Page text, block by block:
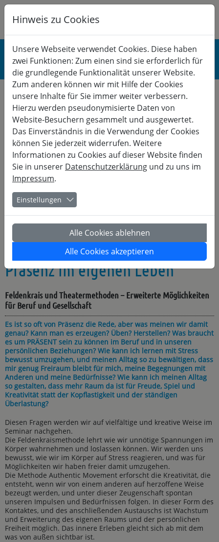
K B
BERUF
Gesundheit & Stress
Es gibt schon den nächsten Termin:
15.03.- 19.03.
Kurs-Nr. 27-20431
Bu
Präsenz im eigenen Leben
Feldenkrais und Theatermethoden – Erweiterte
Möglichkeiten für Beruf und Gesellschaft
Anmelden
Präsenz im eigenen Leben
Feldenkrais und Theatermethoden – Erweiterte Möglichkeiten
für Beruf und Gesellschaft
Es ist so oft von Präsenz die Rede, aber was meinen wir damit
genau? Kann man es erzeugen? Üben? Herstellen? Was braucht
es um PRÄSENT sein zu können im Beruf und in unseren
persönlichen Beziehungen? Wie kann ich lernen mit Stress
bewusst umzugehen, und meinen Alltag so zu bewältigen, dass
mir genug Freiraum bleibt für mich, meine Begegnungen mit
Anderen und meine Bedürfnisse? Wie kann ich meinen Alltag
so gestalten, dass mehr Raum da ist für Freude, Spiel und
Kreativität statt der Kopflastigkeit und der ständigen
Überlastung?
Diesen Fragen werden wir auf vielfältige und kreative Weise im
Seminar nachgehen.
Die Feldenkraismethode lehrt wie wir unnötige Spannungen im
Körper wahrnehmen und loslassen können. Wir werden uns
bewusst, wie wir im Körper auf Stress reagieren, und was für
Möglichkeiten wir haben freier damit umzugehen.
Die Methode Authentic Movement erforscht die Kreativität, die
entsteht, wenn wir von einem anderen auf herzoffene Weise
bezeugt werden, und unter dieser Zeugenschaft spontan
unseren Impulsen und Bedürfnissen folgen. In dieser Form des
Kontaktes, und des anschließenden Austauschs ist Wachstum
und Erweiterung des eigenen Raums und der persönlichen
Freiheit möglich. Das innere Erleben gleicht sich ab mit dem
was von außen sichtbar ist.
Hinweis zu Cookies
Unsere Webseite verwendet Cookies. Diese haben
zwei Funktionen: Zum einen sind sie erforderlich für
die grundlegende Funktionalität unserer Website.
Zum anderen können wir mit Hilfe der Cookies
unsere Inhalte für Sie immer weiter verbessern.
Hierzu werden pseudonymisierte Daten von
Website-Besuchern gesammelt und ausgewertet.
Das Einverständnis in die Verwendung der Cookies
können Sie jederzeit widerrufen. Weitere
Informationen zu Cookies auf dieser Website finden
Sie in unserer Datenschutzerklärung und zu uns im
Impressum.
Einstellungen
Alle Cookies ablehnen
Alle Cookies akzeptieren